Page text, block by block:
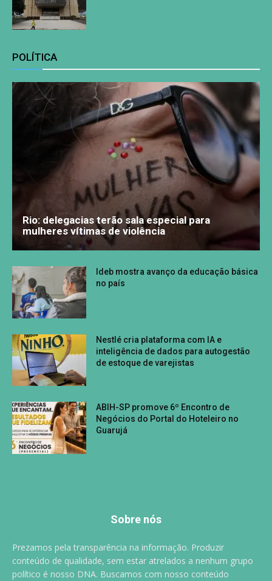
POLÍTICA
Rio: delegacias terão sala especial para
mulheres vítimas de violência
Ideb mostra avanço da educação básica
no país
Nestlé cria plataforma com IA e
inteligência de dados para autogestão
de estoque de varejistas
ABIH-SP promove 6º Encontro de
Negócios do Portal do Hoteleiro no
Guarujá
Sobre nós
Prezamos pela transparência na informação. Produzir
conteúdo de qualidade, sem estar atrelados a nenhum grupo
político é nosso DNA. Buscamos com nosso conteúdo